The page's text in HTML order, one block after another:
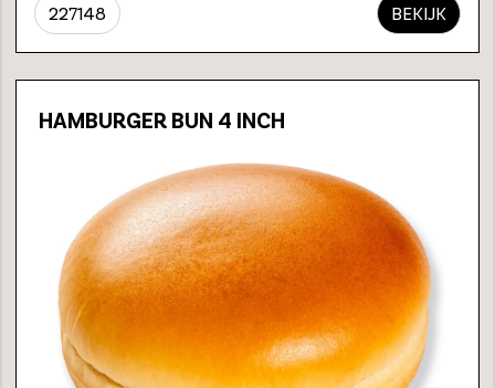
227148 BEKIJK
HAMBURGER BUN 4 INCH